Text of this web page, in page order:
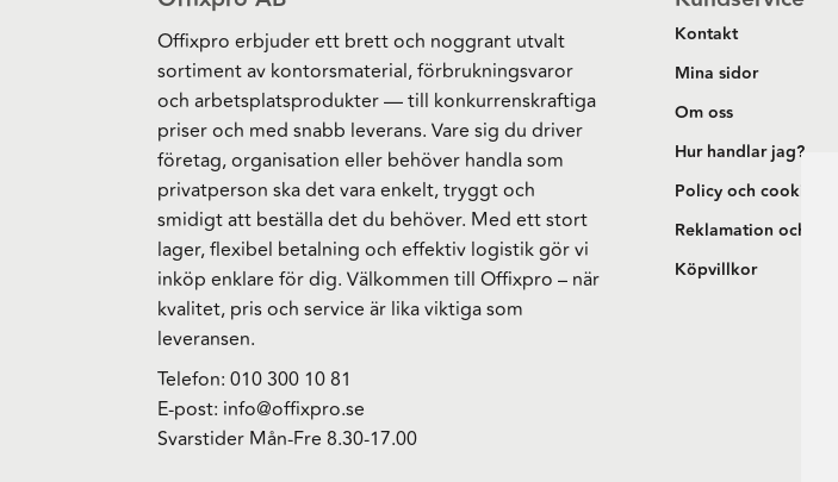
Offixpro erbjuder ett brett och noggrant utvalt
sortiment av kontorsmaterial, förbrukningsvaror
och arbetsplatsprodukter — till konkurrenskraftiga
priser och med snabb leverans. Vare sig du driver
företag, organisation eller behöver handla som
privatperson ska det vara enkelt, tryggt och
smidigt att beställa det du behöver. Med ett stort
lager, flexibel betalning och effektiv logistik gör vi
inköp enklare för dig. Välkommen till Offixpro – när
kvalitet, pris och service är lika viktiga som
leveransen.
Telefon: 010 300 10 81
E-post: info@offixpro.se
Svarstider Mån-Fre 8.30-17.00
Kontakt
Mina sidor
Om oss
Hur handlar jag?
Policy och cookies
Reklamation och retur
Köpvillkor